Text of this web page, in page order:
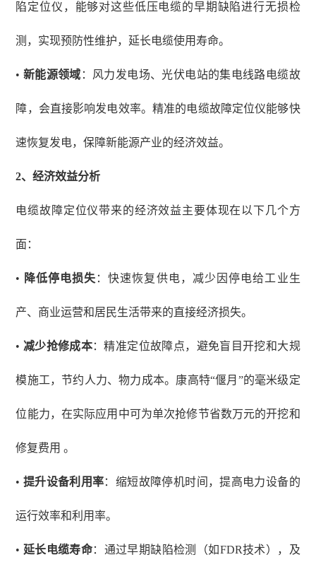
陷定位仪，能够对这些低压电缆的早期缺陷进行无损检
测，实现预防性维护，延长电缆使用寿命。
• 新能源领域 ：风力发电场、光伏电站的集电线路电缆故
障，会直接影响发电效率。精准的电缆故障定位仪能够快
速恢复发电，保障新能源产业的经济效益。
2、经济效益分析
电缆故障定位仪带来的经济效益主要体现在以下几个方
面：
• 降低停电损失 ：快速恢复供电，减少因停电给工业生
产、商业运营和居民生活带来的直接经济损失。
• 减少抢修成本：精准定位故障点，避免盲目开挖和大规
模施工，节约人力、物力成本。康高特“偃月”的毫米级定
位能力，在实际应用中可为单次抢修节省数万元的开挖和
修复费用 。
• 提升设备利用率：缩短故障停机时间，提高电力设备的
运行效率和利用率。
• 延长电缆寿命：通过早期缺陷检测（如FDR技术），及